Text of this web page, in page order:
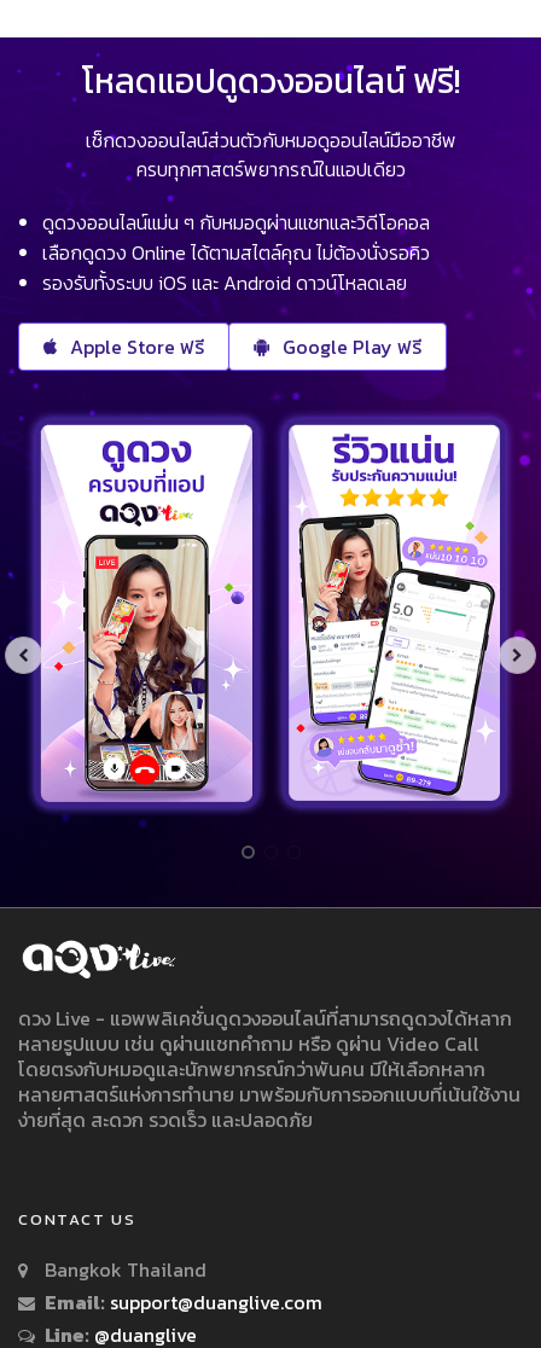
โหลดแอปดูดวงออนไลน์ ฟรี!
เช็กดวงออนไลน์ส่วนตัวกับหมอดูออนไลน์มืออาชีพ
ครบทุกศาสตร์พยากรณ์ในแอปเดียว
ดูดวงออนไลน์แม่น ๆ กับหมอดูผ่านแชทและวิดีโอคอล
เลือกดูดวง Online ได้ตามสไตล์คุณ ไม่ต้องนั่งรอคิว
รองรับทั้งระบบ iOS และ Android ดาวน์โหลดเลย
Apple Store ฟรี Google Play ฟรี
ดวง Live - แอพพลิเคชั่นดูดวงออนไลน์ที่สามารถดูดวงได้หลาก
หลายรูปแบบ เช่น ดูผ่านแชทคำถาม หรือ ดูผ่าน Video Call
โดยตรงกับหมอดูและนักพยากรณ์กว่าพันคน มีให้เลือกหลาก
หลายศาสตร์แห่งการทำนาย มาพร้อมกับการออกแบบที่เน้นใช้งาน
ง่ายที่สุด สะดวก รวดเร็ว และปลอดภัย
CONTACT US
Bangkok Thailand
Email: support@duanglive.com
Line: @duanglive